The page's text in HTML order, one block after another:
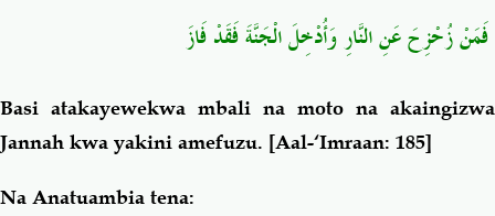
فَمَنْ زُحْزِحَ عَنِ النَّارِ وَأُدْخِلَ الْجَنَّةَ فَقَدْ فَازَ
Basi atakayewekwa mbali na moto na akaingizwa
Jannah kwa yakini amefuzu. [Aal-‘Imraan: 185]
Na Anatuambia tena: